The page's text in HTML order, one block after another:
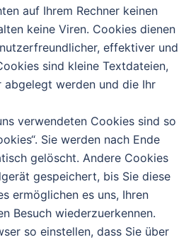
auf Ihrem Rechner keinen
keine Viren. Cookies dienen
effektiver und
sind kleine Textdateien,
abgelegt werden und die Ihr
verwendeten Cookies sind so
Sie werden nach Ende
gelöscht. Andere Cookies
gespeichert, bis Sie diese
ermöglichen es uns, Ihren
Besuch wiederzuerkennen.
so einstellen, dass Sie über